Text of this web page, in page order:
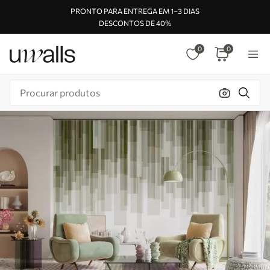
PRONTO PARA ENTREGA EM 1–3 DIAS
DESCONTOS DE 40%
0 0